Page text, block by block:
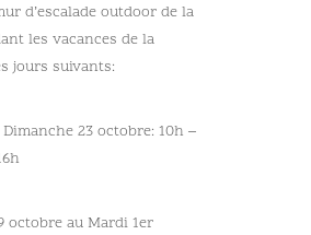
d’escalade outdoor de la
les vacances de la
jours suivants:
Dimanche 23 octobre: 10h –
octobre au Mardi 1er